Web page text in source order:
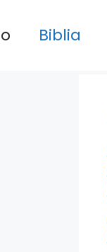
Biblia